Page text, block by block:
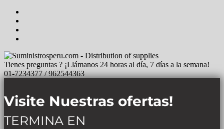
Tienes preguntas ? ¡Llámanos 24 horas al día, 7 días a la semana!
01-7234377 / 962544363
Visite Nuestras ofertas!
TERMINA EN